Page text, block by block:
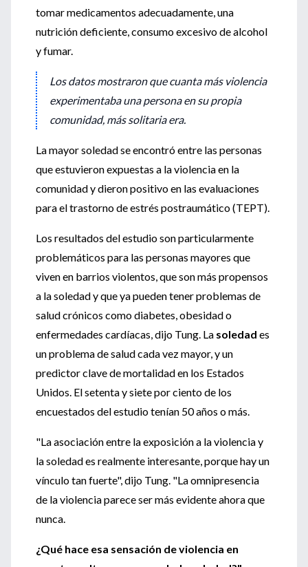
tomar medicamentos adecuadamente, una
nutrición deficiente, consumo excesivo de alcohol
y fumar.
Los datos mostraron que cuanta más violencia
experimentaba una persona en su propia
comunidad, más solitaria era.
La mayor soledad se encontró entre las personas
que estuvieron expuestas a la violencia en la
comunidad y dieron positivo en las evaluaciones
para el trastorno de estrés postraumático (TEPT).
Los resultados del estudio son particularmente
problemáticos para las personas mayores que
viven en barrios violentos, que son más propensos
a la soledad y que ya pueden tener problemas de
salud crónicos como diabetes, obesidad o
enfermedades cardíacas, dijo Tung. La soledad es
un problema de salud cada vez mayor, y un
predictor clave de mortalidad en los Estados
Unidos. El setenta y siete por ciento de los
encuestados del estudio tenían 50 años o más.
"La asociación entre la exposición a la violencia y
la soledad es realmente interesante, porque hay un
vínculo tan fuerte", dijo Tung. "La omnipresencia
de la violencia parece ser más evidente ahora que
nunca.
¿Qué hace esa sensación de violencia en